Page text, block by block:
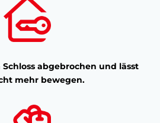
Schloss abgebrochen und lässt
mehr bewegen.